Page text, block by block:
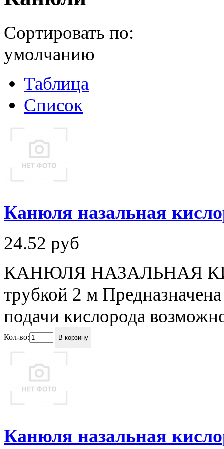
Сортировать по:
умолчанию
Таблица
Список
Канюля назальная
24.52 руб
КАНЮЛЯ НАЗАЛЬНАЯ
трубкой 2 м
подачи кислорода
Кол-во: В корзину
Канюля назальная